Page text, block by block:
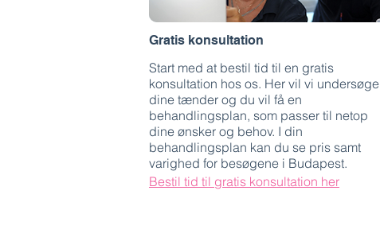
Gratis konsultation
Start med at bestil tid til en gratis
konsultation hos os. Her vil vi undersøge
dine tænder og du vil få en
behandlingsplan, som passer til netop
dine ønsker og behov. I din
behandlingsplan kan du se pris samt
varighed for besøgene i Budapest.
Bestil tid til gratis konsultation her